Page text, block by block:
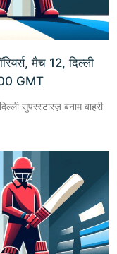
मैच 12, दिल्ली
GMT
सुपरस्टारज़ बनाम बाहरी